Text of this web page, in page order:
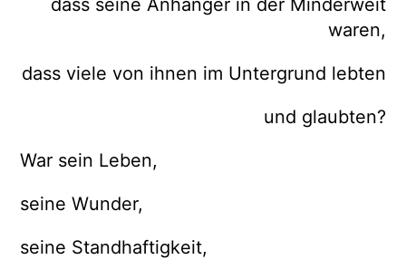
dass seine Anhänger in der Minderweit
waren,
dass viele von ihnen im Untergrund lebten
und glaubten?
War sein Leben,
seine Wunder,
seine Standhaftigkeit,